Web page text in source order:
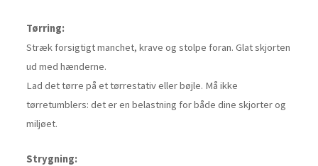
Tørring:
Stræk forsigtigt manchet, krave og stolpe foran. Glat skjorten
ud med hænderne.
Lad det tørre på et tørrestativ eller bøjle. Må ikke
tørretumblers: det er en belastning for både dine skjorter og
miljøet.
Strygning: